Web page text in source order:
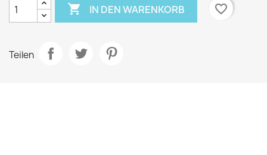
 IN DEN WARENKORB favorite_border
Teilen